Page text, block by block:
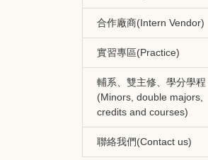
合作廠商(Intern Vendor)
實習專區(Practice)
輔系、雙主修、學分學程
(Minors, double majors,
credits and courses)
聯絡我們(Contact us)